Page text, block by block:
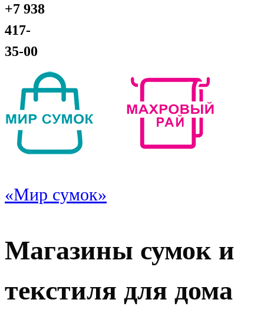
+7 938
417-
35-00
«Мир сумок»
Магазины сумок и
текстиля для дома